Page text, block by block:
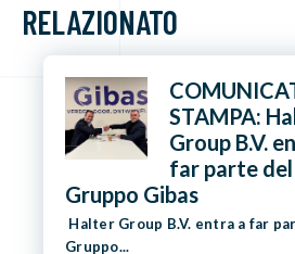
RELAZIONATO
STAMPA:
Group B.V.
far parte del
Gruppo Gibas
Halter Group B.V. entra a far
Gruppo...